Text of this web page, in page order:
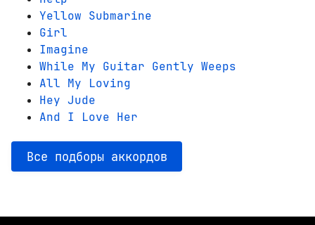
Yellow Submarine
Girl
Imagine
While My Guitar Gently Weeps
All My Loving
Hey Jude
And I Love Her
Все подборы аккордов